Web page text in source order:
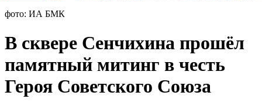
фото: ИА БМК
В сквере Сенчихина прошёл
памятный митинг в честь
Героя Советского Союза